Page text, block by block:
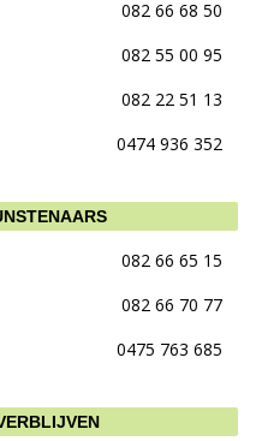
082 66 68 50
082 55 00 95
082 22 51 13
0474 936 352
082 66 65 15
082 66 70 77
0475 763 685